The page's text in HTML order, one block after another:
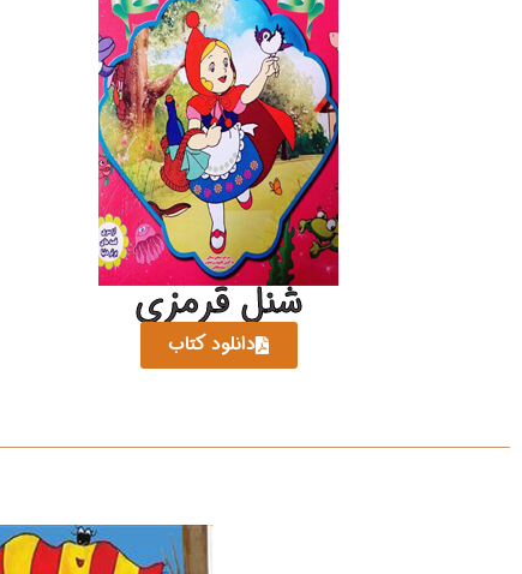
شنل قرمزی
دانلود کتاب